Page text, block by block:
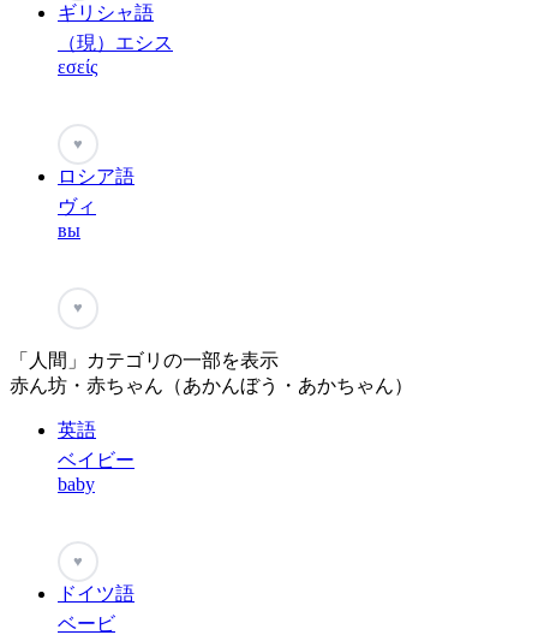
ギリシャ語
（現）エシス
εσείς
♥
ロシア語
ヴィ
вы
♥
「人間」カテゴリの一部を表示
赤ん坊・赤ちゃん（あかんぼう・あかちゃん）
英語
ベイビー
baby
♥
ドイツ語
ベービ